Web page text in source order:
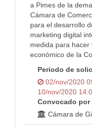
a Pimes de la
Cámara de
para el desarrollo
marketing digital
medida para
económico de la
Periodo de
02/nov/2020
10/nov/2020
Convocado por
Cámara de